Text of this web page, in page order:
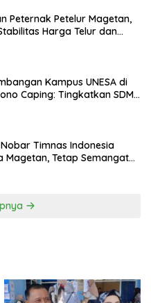
Peternak Petelur Magetan,
Harga Telur dan
Kampus UNESA di
Caping: Tingkatkan SDM
Timnas Indonesia
Magetan, Tetap Semangat